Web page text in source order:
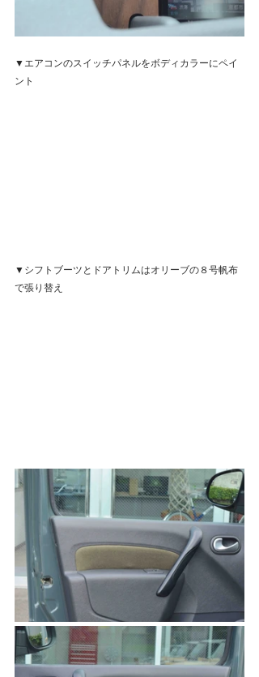
▼エアコンのスイッチパネルをボディカラーにペイ
ント
▼シフトブーツとドアトリムはオリーブの８号帆布
で張り替え